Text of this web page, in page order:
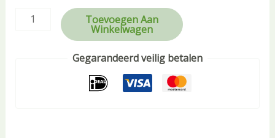
Toevoegen Aan
Winkelwagen
Gegarandeerd veilig betalen